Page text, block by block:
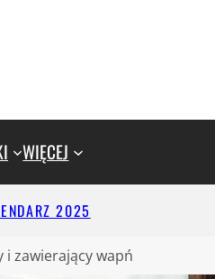
WIĘCEJ
2025
zawierający wapń